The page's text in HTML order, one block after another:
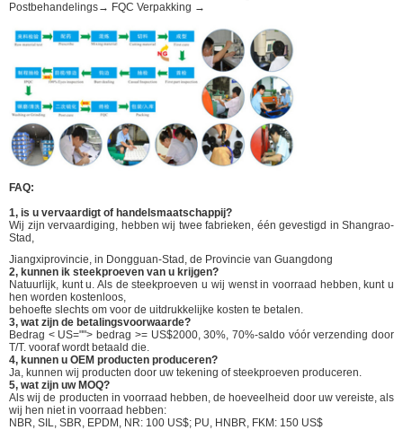
Postbehandelings→ FQC Verpakking →
FAQ:
1, is u vervaardigt of handelsmaatschappij?
Wij zijn vervaardiging, hebben wij twee fabrieken, één gevestigd in Shangrao-
Stad,
Jiangxiprovincie, in Dongguan-Stad, de Provincie van Guangdong
2, kunnen ik steekproeven van u krijgen?
Natuurlijk, kunt u. Als de steekproeven u wij wenst in voorraad hebben, kunt u
hen worden kostenloos,
behoefte slechts om voor de uitdrukkelijke kosten te betalen.
3, wat zijn de betalingsvoorwaarde?
Bedrag < US=""> bedrag >= US$2000, 30%, 70%-saldo vóór verzending door
T/T. vooraf wordt betaald die.
4, kunnen u OEM producten produceren?
Ja, kunnen wij producten door uw tekening of steekproeven produceren.
5, wat zijn uw MOQ?
Als wij de producten in voorraad hebben, de hoeveelheid door uw vereiste, als
wij hen niet in voorraad hebben:
NBR, SIL, SBR, EPDM, NR: 100 US$; PU, HNBR, FKM: 150 US$